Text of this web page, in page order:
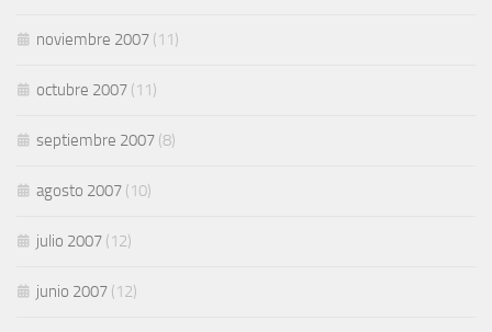
noviembre 2007 (11)
octubre 2007 (11)
septiembre 2007 (8)
agosto 2007 (10)
julio 2007 (12)
junio 2007 (12)